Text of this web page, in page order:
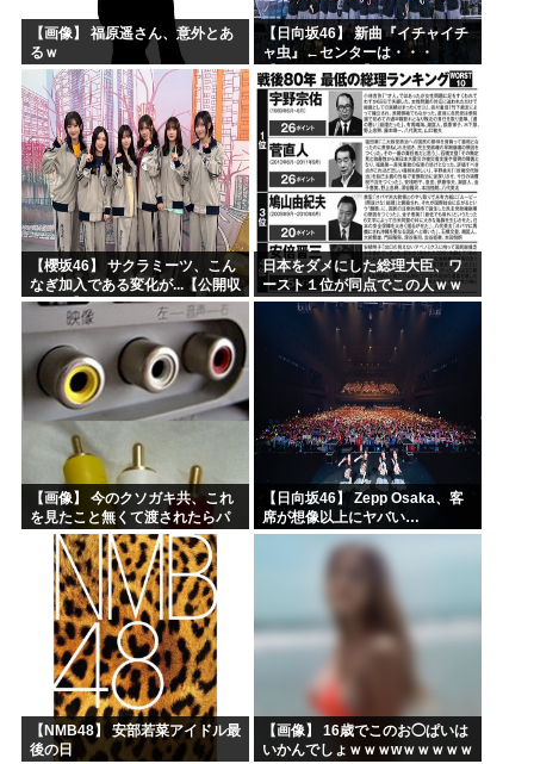
【画像】 福原遥さん、意外とあ
るｗ
【日向坂46】 新曲『イチャイチ
ャ虫』←センターは・・・
【18thシングル】
【櫻坂46】 サクラミーツ、こん
なぎ加入である変化が...【公開収
録レポ】
日本をダメにした総理大臣、ワ
ースト１位が同点でこの人ｗｗ
ｗｗｗｗ
【画像】 今のクソガキ共、これ
を見たこと無くて渡されたらパ
ニクるらしいｗｗｗｗｗｗｗｗ
ｗｗｗｗｗ
【日向坂46】 Zepp Osaka、客
席が想像以上にヤバい…
【NMB48】 安部若菜アイドル最
後の日
【画像】 16歳でこのお◯ぱいは
いかんでしょｗｗｗwｗｗｗｗｗ